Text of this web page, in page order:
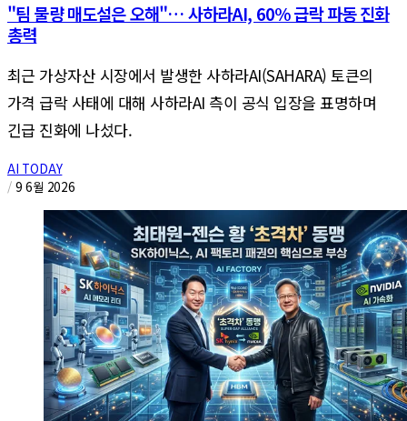
"팀 물량 매도설은 오해"… 사하라AI, 60% 급락 파동 진화
총력
최근 가상자산 시장에서 발생한 사하라AI(SAHARA) 토큰의
가격 급락 사태에 대해 사하라AI 측이 공식 입장을 표명하며
긴급 진화에 나섰다.
AI TODAY
/ 9 6월 2026